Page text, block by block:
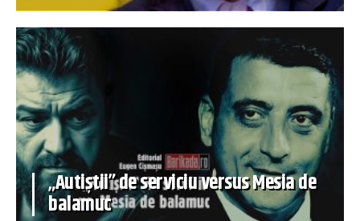
„Autiștii” de serviciu versus Mesia de
balamuc